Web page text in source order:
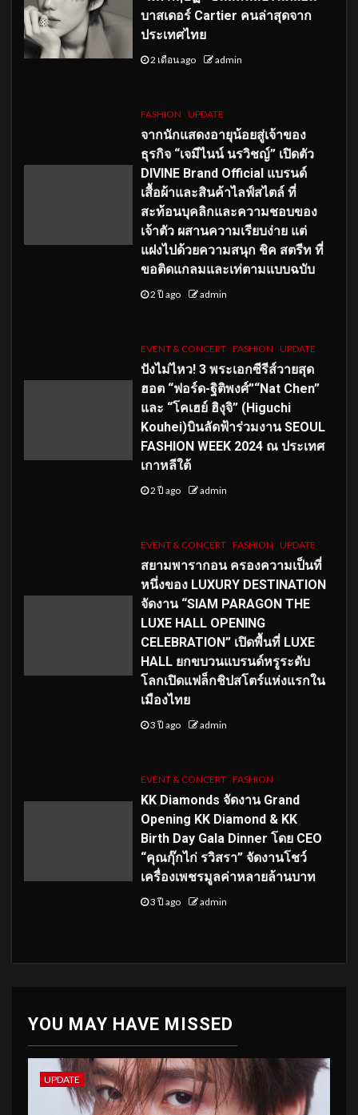
บาสเดอร์ Cartier คนล่าสุดจาก
ประเทศไทย
2 เดือน ago admin
FASHION UPDATE
จากนักแสดงอายุน้อยสู่เจ้าของ
ธุรกิจ “เจมีไนน์ นรวิชญ์” เปิดตัว
DIVINE Brand Official แบรนด์
เสื้อผ้าและสินค้าไลฟ์สไตล์ ที่
สะท้อนบุคลิกและความชอบของ
เจ้าตัว ผสานความเรียบง่าย แต่
แฝงไปด้วยความสนุก ชิค สตรีท ที่
ขอติดแกลมและเท่ตามแบบฉบับ
2 ปี ago admin
EVENT & CONCERT FASHION UPDATE
ปังไม่ไหว! 3 พระเอกซีรีส์วายสุด
ฮอต “ฟอร์ด-ฐิติพงศ์”“Nat Chen”
และ “โคเฮย์ ฮิงุจิ” (Higuchi
Kouhei)บินลัดฟ้าร่วมงาน SEOUL
FASHION WEEK 2024 ณ ประเทศ
เกาหลีใต้
2 ปี ago admin
EVENT & CONCERT FASHION UPDATE
สยามพารากอน ครองความเป็นที่
หนึ่งของ LUXURY DESTINATION
จัดงาน “SIAM PARAGON THE
LUXE HALL OPENING
CELEBRATION” เปิดพื้นที่ LUXE
HALL ยกขบวนแบรนด์หรูระดับ
โลกเปิดแฟล็กชิปสโตร์แห่งแรกใน
เมืองไทย
3 ปี ago admin
EVENT & CONCERT FASHION
KK Diamonds จัดงาน Grand
Opening KK Diamond & KK
Birth Day Gala Dinner โดย CEO
“คุณกุ๊กไก่ รวิสรา” จัดงานโชว์
เครื่องเพชรมูลค่าหลายล้านบาท
3 ปี ago admin
YOU MAY HAVE MISSED
UPDATE